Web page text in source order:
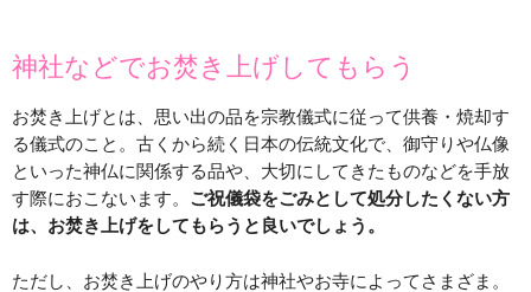
神社などでお焚き上げしてもらう
お焚き上げとは、思い出の品を宗教儀式に従って供養・焼却す
る儀式のこと。古くから続く日本の伝統文化で、御守りや仏像
といった神仏に関係する品や、大切にしてきたものなどを手放
す際におこないます。 ご祝儀袋をごみとして処分したくない方
は、お焚き上げをしてもらうと良いでしょう。
ただし、お焚き上げのやり方は神社やお寺によってさまざま。